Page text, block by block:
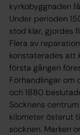
kyrkobyggnaden
Under perioden
stod klar, gjordes
Flera av
konstaterades att
första gången
Förhandlingar om
och 1880
Socknens
kilometer österut
socknen. Marken